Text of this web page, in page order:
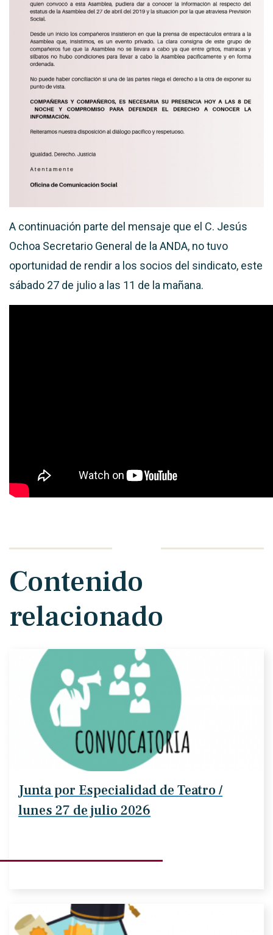
A continuación parte del mensaje que el C. Jesús
Ochoa Secretario General de la ANDA, no tuvo
oportunidad de rendir a los socios del sindicato, este
sábado 27 de julio a las 11 de la mañana.
Contenido
relacionado
Junta por Especialidad de Teatro /
lunes 27 de julio 2026